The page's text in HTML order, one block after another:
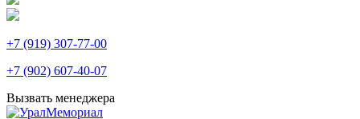
+7 (919) 307-77-00
+7 (902) 607-40-07
Вызвать менеджера